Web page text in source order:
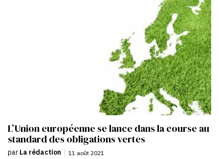
L’Union européenne se lance dans la course au
standard des obligations vertes
par La rédaction | 11 août 2021